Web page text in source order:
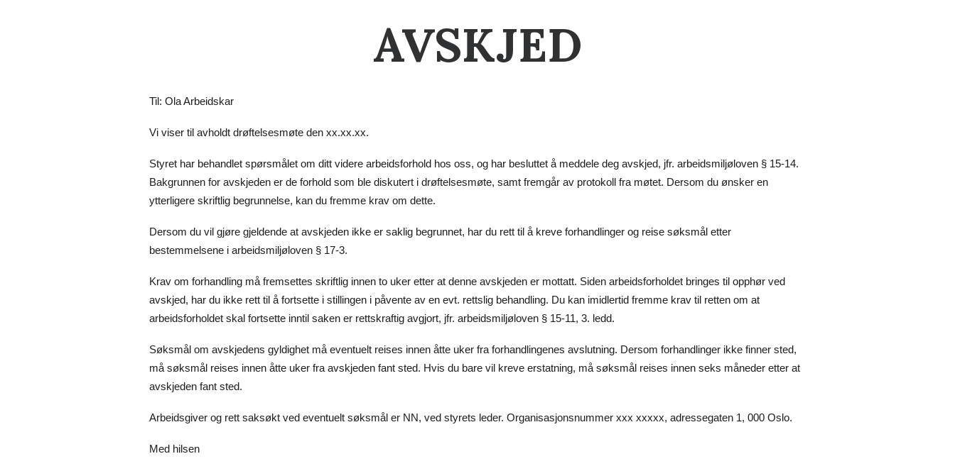
AVSKJED
Til: Ola Arbeidskar
Vi viser til avholdt drøftelsesmøte den xx.xx.xx.
Styret har behandlet spørsmålet om ditt videre arbeidsforhold hos oss, og har besluttet å meddele deg avskjed, jfr. arbeidsmiljøloven § 15-14.
Bakgrunnen for avskjeden er de forhold som ble diskutert i drøftelsesmøte, samt fremgår av protokoll fra møtet. Dersom du ønsker en
ytterligere skriftlig begrunnelse, kan du fremme krav om dette.
Dersom du vil gjøre gjeldende at avskjeden ikke er saklig begrunnet, har du rett til å kreve forhandlinger og reise søksmål etter
bestemmelsene i arbeidsmiljøloven § 17-3.
Krav om forhandling må fremsettes skriftlig innen to uker etter at denne avskjeden er mottatt. Siden arbeidsforholdet bringes til opphør ved
avskjed, har du ikke rett til å fortsette i stillingen i påvente av en evt. rettslig behandling. Du kan imidlertid fremme krav til retten om at
arbeidsforholdet skal fortsette inntil saken er rettskraftig avgjort, jfr. arbeidsmiljøloven § 15-11, 3. ledd.
Søksmål om avskjedens gyldighet må eventuelt reises innen åtte uker fra forhandlingenes avslutning. Dersom forhandlinger ikke finner sted,
må søksmål reises innen åtte uker fra avskjeden fant sted. Hvis du bare vil kreve erstatning, må søksmål reises innen seks måneder etter at
avskjeden fant sted.
Arbeidsgiver og rett saksøkt ved eventuelt søksmål er NN, ved styrets leder. Organisasjonsnummer xxx xxxxx, adressegaten 1, 000 Oslo.
Med hilsen